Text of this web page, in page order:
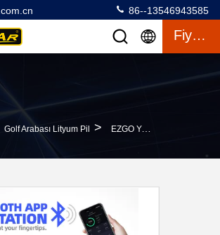
86--13546943585
Fiyat Teklifi
Golf Arabası Lityum Pil > EZGO Yamaha 72V 210Ah Kulüp Araba Lityum Pil Golf Arabası Buggies Utility Arabalar